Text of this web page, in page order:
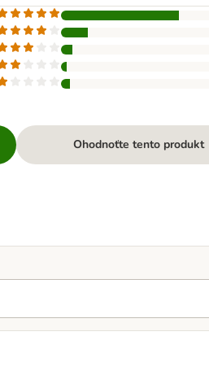
Ohodnoťte tento produkt